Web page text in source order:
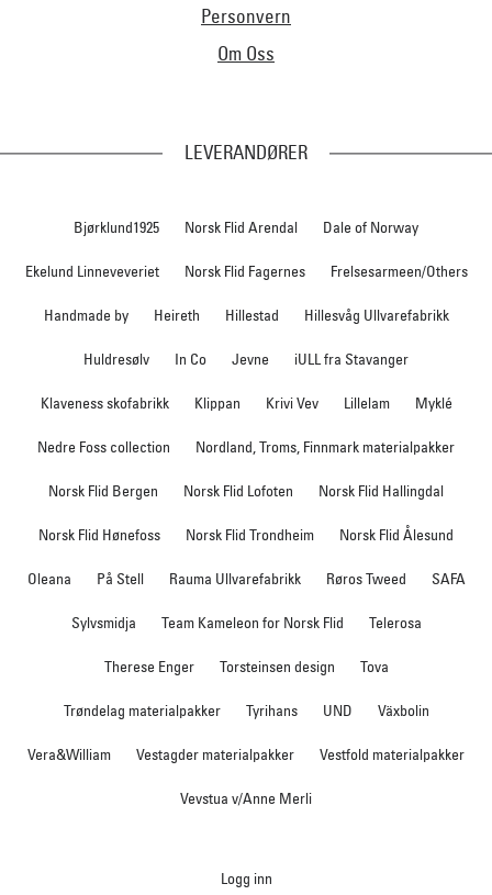
Personvern
Om Oss
LEVERANDØRER
Bjørklund1925 Norsk Flid Arendal Dale of Norway
Ekelund Linneveveriet Norsk Flid Fagernes Frelsesarmeen/Others
Handmade by Heireth Hillestad Hillesvåg Ullvarefabrikk
Huldresølv In Co Jevne iULL fra Stavanger
Klaveness skofabrikk Klippan Krivi Vev Lillelam Myklé
Nedre Foss collection Nordland, Troms, Finnmark materialpakker
Norsk Flid Bergen Norsk Flid Lofoten Norsk Flid Hallingdal
Norsk Flid Hønefoss Norsk Flid Trondheim Norsk Flid Ålesund
Oleana På Stell Rauma Ullvarefabrikk Røros Tweed SAFA
Sylvsmidja Team Kameleon for Norsk Flid Telerosa
Therese Enger Torsteinsen design Tova
Trøndelag materialpakker Tyrihans UND Växbolin
Vera&William Vestagder materialpakker Vestfold materialpakker
Vevstua v/Anne Merli
Logg inn